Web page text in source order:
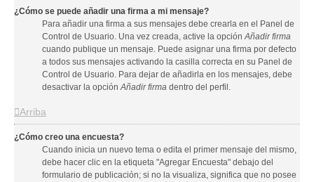
¿Cómo se puede añadir una firma a mi mensaje?
Para añadir una firma a sus mensajes debe crearla en el Panel de
Control de Usuario. Una vez creada, active la opciónAñadir firma
cuando publique un mensaje. Puede asignar una firma por defecto
a todos sus mensajes activando la casilla correcta en su Panel de
Control de Usuario. Para dejar de añadirla en los mensajes, debe
desactivar la opciónAñadir firma dentro del perfil.
Arriba
¿Cómo creo una encuesta?
Cuando inicia un nuevo tema o edita el primer mensaje del mismo,
debe hacer clic en la etiqueta "Agregar Encuesta" debajo del
formulario de publicación; si no la visualiza, significa que no posee